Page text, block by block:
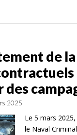
de
des
2025
Le 5 mars
le Naval